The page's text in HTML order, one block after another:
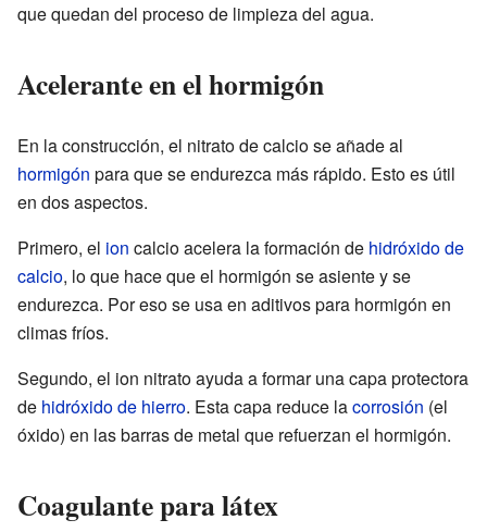
que quedan del proceso de limpieza del agua.
Acelerante en el hormigón
En la construcción, el nitrato de calcio se añade al
hormigón para que se endurezca más rápido. Esto es útil
en dos aspectos.
Primero, el ion calcio acelera la formación de hidróxido de
calcio, lo que hace que el hormigón se asiente y se
endurezca. Por eso se usa en aditivos para hormigón en
climas fríos.
Segundo, el ion nitrato ayuda a formar una capa protectora
de hidróxido de hierro. Esta capa reduce lacorrosión (el
óxido) en las barras de metal que refuerzan el hormigón.
Coagulante para látex